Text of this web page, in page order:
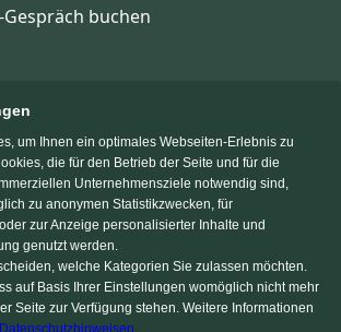
buchen
Bauen.de
Fertighaus.de
um Ihnen ein optimales Webseiten-Erlebnis zu
die für den Betrieb der Seite und für die
Unternehmensziele notwendig sind,
zu anonymen Statistikzwecken, für
zur Anzeige personalisierter Inhalte und
genutzt werden.
welche Kategorien Sie zulassen möchten.
auf Basis Ihrer Einstellungen womöglich nicht mehr
Seite zur Verfügung stehen. Weitere Informationen
Datenschutzhinweisen